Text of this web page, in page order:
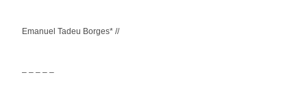
Emanuel Tadeu Borges* //
– – – – –